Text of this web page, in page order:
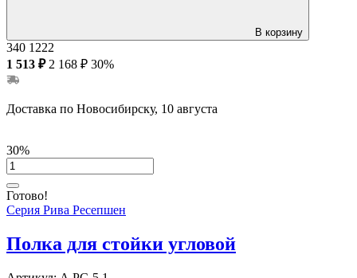
В корзину
340 1222
1 513 ₽ 2 168 ₽ 30%
Доставка по Новосибирску, 10 августа
30%
Готово!
Серия Рива Ресепшен
Полка для стойки угловой